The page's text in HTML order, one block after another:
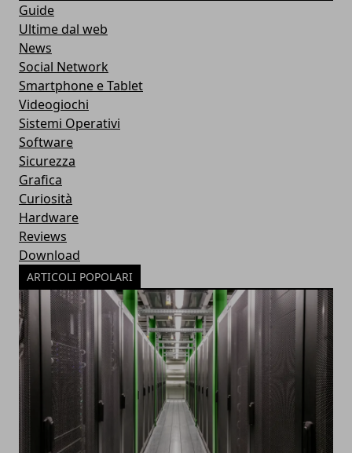
Guide
Ultime dal web
News
Social Network
Smartphone e Tablet
Videogiochi
Sistemi Operativi
Software
Sicurezza
Grafica
Curiosità
Hardware
Reviews
Download
ARTICOLI POPOLARI